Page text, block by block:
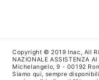
Copyright © 2019 Inac, All
NAZIONALE ASSISTENZA
Michelangelo, 9 - 00192
Siamo qui, sempre